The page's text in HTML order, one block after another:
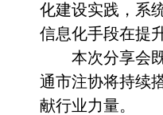
化建设实践，系
信息化手段在提
本次分享会
通市注协将持续
献行业力量。